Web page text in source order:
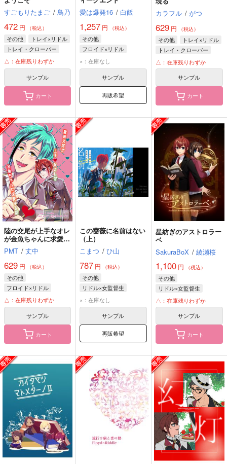
すごもりたまご / 鳥乃
472 円 （税込）
その他
トレイ×リドル
トレイ・クローバー
リドル・ローズハート
△：在庫残りわずか
サンプル
カート
愛は爆発16 / 白飯
1,257 円 （税込）
その他
フロイド×リドル
フロイド・リーチ
リドル・ローズハート
×：在庫なし
サンプル
再販希望
カラフル / がつ
629円 （税込）
その他
トレイ×リドル
トレイ・クローバー
リドル・ローズハート
△：在庫残りわずか
サンプル
カート
陸の交尾が上手なオレ
が金魚ちゃんに求愛す
る話
PMT / 丈中
629 円 （税込）
その他
フロイド×リドル
フロイド・リーチ
リドル・ローズハート
△：在庫残りわずか
サンプル
カート
この薔薇に名前はない
（上）
こまつ / ひ山
787 円 （税込）
その他
リドル×女監督生
リドル・ローズハート
女監督生
×：在庫なし
サンプル
再販希望
星紡ぎのアストロラー
ベ
SakuraBoX / 綾瀬桜
1,100円 （税込）
その他
リドル×女監督生
リドル・ローズハート
女監督生
△：在庫残りわずか
サンプル
カート